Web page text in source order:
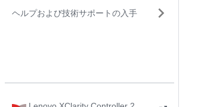
ヘルプおよび技術サポートの入手